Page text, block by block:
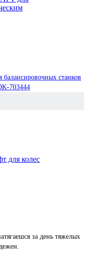
станков
703444
для колес
за день тяжелых